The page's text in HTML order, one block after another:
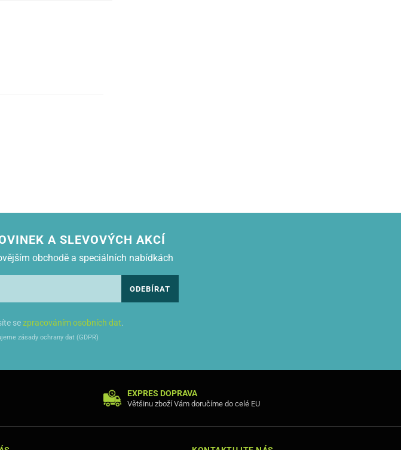
A SLEVOVÝCH AKCÍ
obchodě a speciálních nabídkách
ODEBÍRAT
sezpracováním osobních dat.
zásady ochrany dat (GDPR)
EXPRES DOPRAVA
Většinu zboží Vám doručíme do celé EU